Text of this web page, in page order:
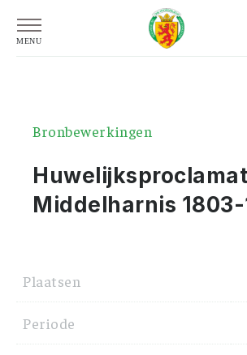
Bronbewerkingen
Middelharnis
Plaatsen
Periode